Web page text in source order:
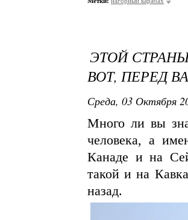
ЭТОЙ
ВОТ, ПЕРЕД
Среда, 03 Октября
Много ли вы
человека, а
Канаде и на
такой и на
назад.